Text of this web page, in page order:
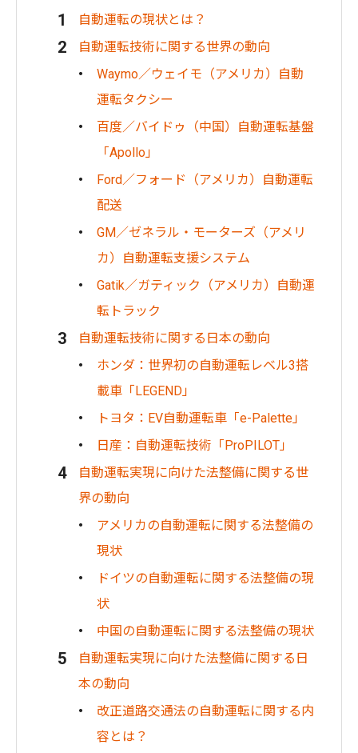
自動運転の現状とは？
自動運転技術に関する世界の動向
Waymo／ウェイモ（アメリカ）自動
運転タクシー
百度／バイドゥ（中国）自動運転基盤
「Apollo」
Ford／フォード（アメリカ）自動運転
配送
GM／ゼネラル・モーターズ（アメリ
カ）自動運転支援システム
Gatik／ガティック（アメリカ）自動運
転トラック
自動運転技術に関する日本の動向
ホンダ：世界初の自動運転レベル3搭
載車「LEGEND」
トヨタ：EV自動運転車「e-Palette」
日産：自動運転技術「ProPILOT」
自動運転実現に向けた法整備に関する世
界の動向
アメリカの自動運転に関する法整備の
現状
ドイツの自動運転に関する法整備の現
状
中国の自動運転に関する法整備の現状
自動運転実現に向けた法整備に関する日
本の動向
改正道路交通法の自動運転に関する内
容とは？